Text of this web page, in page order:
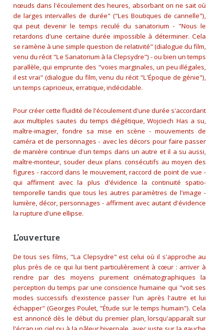
nœuds dans l'écoulement des heures, absorbant on ne sait où
de larges intervalles de durée" ("Les Boutiques de cannelle"),
qui peut devenir le temps reculé du sanatorium - "Nous le
retardons d'une certaine durée impossible à déterminer. Cela
se ramène à une simple question de relativité" (dialogue du film,
venu du récit "Le Sanatorium à la Clepsydre") - ou bien un temps
parallèle, qui emprunte des "voies marginales, un peu illégales,
il est vrai" (dialogue du film, venu du récit "L'Époque de génie"),
un temps capricieux, erratique, indécidable.
Pour créer cette fluidité de l'écoulement d'une durée s'accordant
aux multiples sautes du temps diégétique, Wojciech Has a su,
maître-imagier, fondre sa mise en scène - mouvements de
caméra et de personnages - avec les décors pour faire passer
de manière continue d'un temps dans un autre et il a su aussi,
maître-monteur, souder deux plans consécutifs au moyen des
figures - raccord dans le mouvement, raccord de point de vue -
qui affirment avec la plus d'évidence la continuité spatio-
temporelle tandis que tous les autres paramètres de l'image -
lumière, décor, personnages - affirment avec autant d'évidence
la rupture d'une ellipse.
L'ouverture
De tous ses films, "La Clepsydre" est celui où il s'approche au
plus près de ce qui lui tient particulièrement à cœur : arriver à
rendre par des moyens purement cinématographiques la
perception du temps par une conscience humaine qui "voit ses
modes successifs d'existence passer l'un après l'autre et lui
échapper" (Georges Poulet, "Étude sur le temps humain"). Cela
est annoncé dès le début du premier plan, lorsqu'apparaît sur